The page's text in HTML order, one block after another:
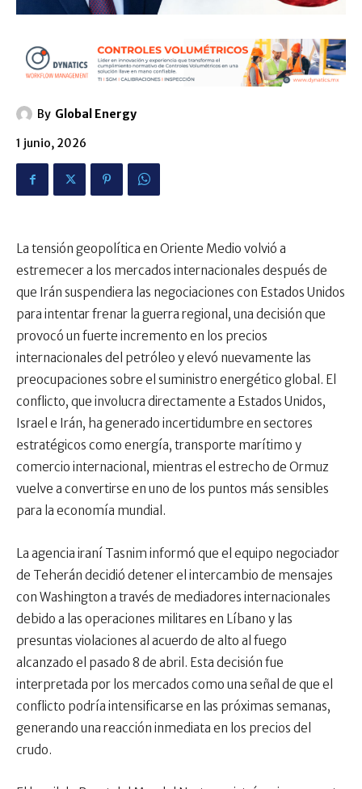
By Global Energy
1 junio, 2026
La tensión geopolítica en Oriente Medio volvió a
estremecer a los mercados internacionales después de
que Irán suspendiera las negociaciones con Estados Unidos
para intentar frenar la guerra regional, una decisión que
provocó un fuerte incremento en los precios
internacionales del petróleo y elevó nuevamente las
preocupaciones sobre el suministro energético global. El
conflicto, que involucra directamente a Estados Unidos,
Israel e Irán, ha generado incertidumbre en sectores
estratégicos como energía, transporte marítimo y
comercio internacional, mientras el estrecho de Ormuz
vuelve a convertirse en uno de los puntos más sensibles
para la economía mundial.
La agencia iraní Tasnim informó que el equipo negociador
de Teherán decidió detener el intercambio de mensajes
con Washington a través de mediadores internacionales
debido a las operaciones militares en Líbano y las
presuntas violaciones al acuerdo de alto al fuego
alcanzado el pasado 8 de abril. Esta decisión fue
interpretada por los mercados como una señal de que el
conflicto podría intensificarse en las próximas semanas,
generando una reacción inmediata en los precios del
crudo.